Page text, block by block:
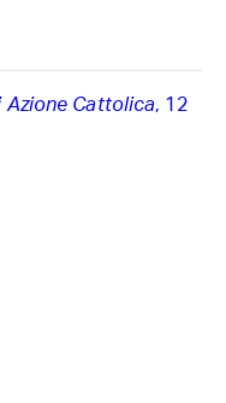
Azione Cattolica, 12